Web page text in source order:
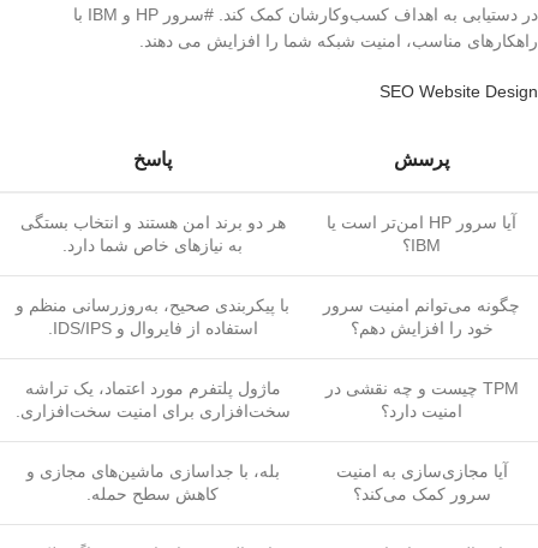
در دستیابی به اهداف کسب‌وکارشان کمک کند. #سرور HP و IBM با
راهکارهای مناسب، امنیت شبکه شما را افزایش می دهند.
SEO Website Design
پرسش پاسخ
آیا سرور HP امن‌تر است یا
IBM؟
هر دو برند امن هستند و انتخاب بستگی
به نیازهای خاص شما دارد.
چگونه می‌توانم امنیت سرور
خود را افزایش دهم؟
با پیکربندی صحیح، به‌روزرسانی منظم و
استفاده از فایروال و IDS/IPS.
TPM چیست و چه نقشی در
امنیت دارد؟
ماژول پلتفرم مورد اعتماد، یک تراشه
سخت‌افزاری برای امنیت سخت‌افزاری.
آیا مجازی‌سازی به امنیت
سرور کمک می‌کند؟
بله، با جداسازی ماشین‌های مجازی و
کاهش سطح حمله.